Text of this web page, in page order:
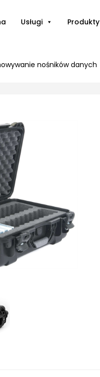
Usługi Produkty
nośników danych